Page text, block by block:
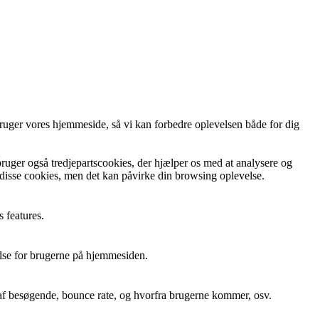
vores hjemmeside, så vi kan forbedre oplevelsen både for dig
også tredjepartscookies, der hjælper os med at analysere og
cookies, men det kan påvirke din browsing oplevelse.
features.
for brugerne på hjemmesiden.
bounce rate, og hvorfra brugerne kommer, osv.